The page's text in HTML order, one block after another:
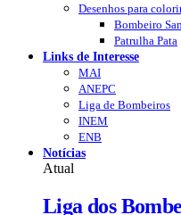
Desenhos para
Bombeiro
Patrulha Pata
Links de Interesse
MAI
ANEPC
Liga de Bombeiros
INEM
ENB
Notícias
Atual
Liga dos